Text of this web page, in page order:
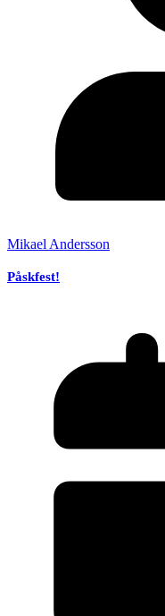
Mikael Andersson
Påskfest!